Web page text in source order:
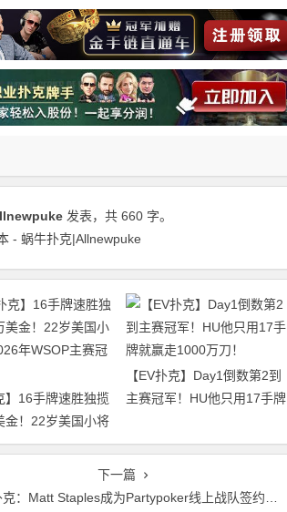
发表，共 660 字。
- 蜗牛扑克|Allnewpuke
】16手牌速胜独揽
金！22岁美国小将
年WSOP主赛冠军
【EV扑克】Day1倒数第2到
主赛冠军！HU他只用17手牌
下一篇
：Matt Staples成为Partypoker线上战队签约玩家